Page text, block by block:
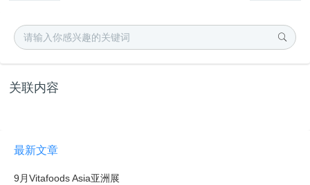
关联内容
最新文章
9月Vitafoods Asia亚洲展